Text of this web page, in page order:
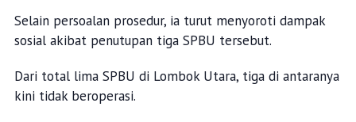
Selain persoalan prosedur, ia turut menyoroti dampak
sosial akibat penutupan tiga SPBU tersebut.
Dari total lima SPBU di Lombok Utara, tiga di antaranya
kini tidak beroperasi.